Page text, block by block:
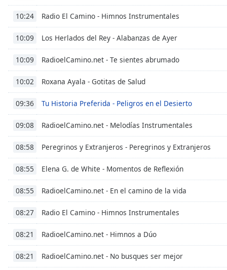
1x
Playback
Rate
Chapters
Descriptions
descriptions
off,
selected
Subtitles
subtitles
opens
settings
dialog
subtitles
off,
selected
10:24 Radio El Camino - Himnos Instrumentales
10:09 Los Herlados del Rey - Alabanzas de Ayer
10:09 RadioelCamino.net - Te sientes abrumado
10:02 Roxana Ayala - Gotitas de Salud
09:36 Tu Historia Preferida - Peligros en el Desierto
09:08 RadioelCamino.net - Melodías Instrumentales
08:58 Peregrinos y Extranjeros - Peregrinos y Extranjeros
08:55 Elena G. de White - Momentos de Reflexión
08:55 RadioelCamino.net - En el camino de la vida
08:27 Radio El Camino - Himnos Instrumentales
08:21 RadioelCamino.net - Himnos a Dúo
08:21 RadioelCamino.net - No busques ser mejor